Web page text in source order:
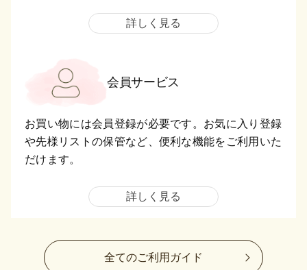
詳しく見る
会員サービス
お買い物には会員登録が必要です。お気に入り登録
や先様リストの保管など、便利な機能をご利用いた
だけます。
詳しく見る
全てのご利用ガイド